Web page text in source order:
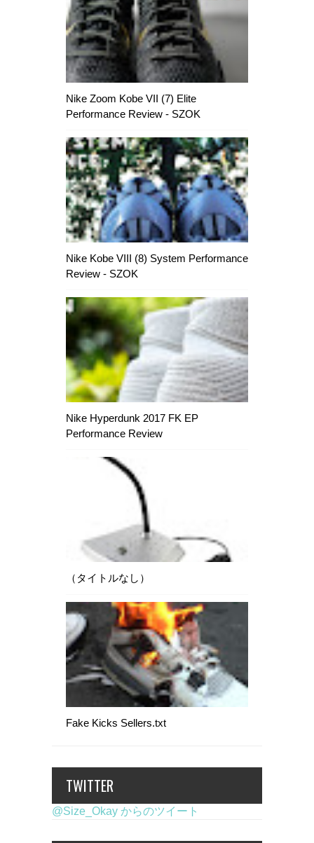
Nike Zoom Kobe VII (7) Elite
Performance Review - SZOK
Nike Kobe VIII (8) System Performance
Review - SZOK
Nike Hyperdunk 2017 FK EP
Performance Review
（タイトルなし）
Fake Kicks Sellers.txt
TWITTER
@Size_Okay からのツイート